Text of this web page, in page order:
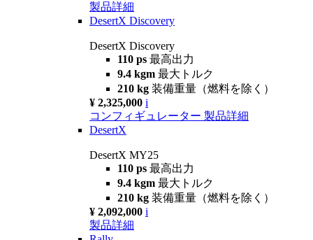
製品詳細
DesertX Discovery
DesertX Discovery
110 ps 最高出力
9.4 kgm 最大トルク
210 kg 装備重量（燃料を除く）
¥ 2,325,000 i
コンフィギュレーター 製品詳細
DesertX
DesertX MY25
110 ps 最高出力
9.4 kgm 最大トルク
210 kg 装備重量（燃料を除く）
¥ 2,092,000 i
製品詳細